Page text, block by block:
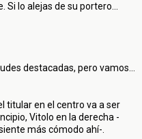
lo alejas de su portero...
destacadas, pero vamos...
titular en el centro va a ser
Vitolo en la derecha -
más cómodo ahí-.